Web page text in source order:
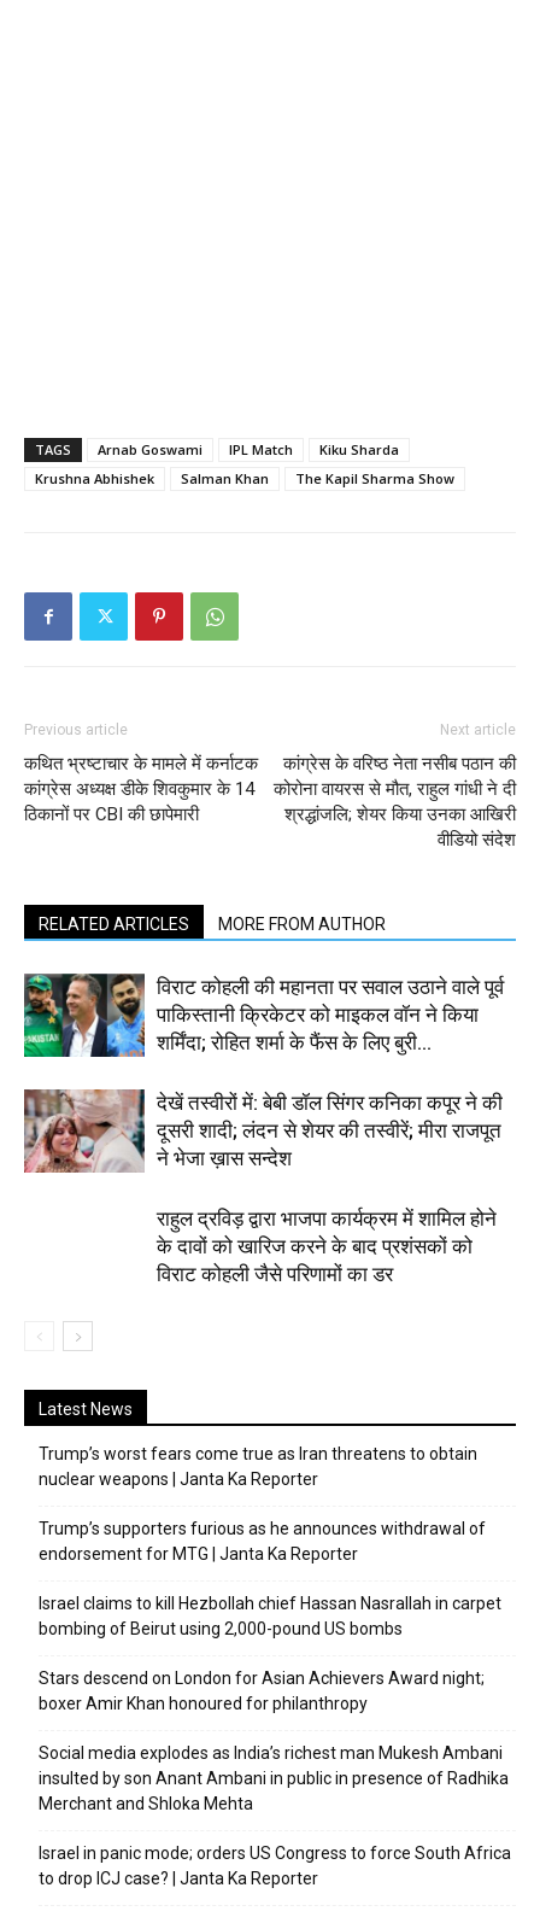
TAGS Arnab Goswami IPL Match
Kiku Sharda
Krushna Abhishek
Salman Khan The Kapil Sharma Show
Previous article
कथित भ्रष्टाचार के मामले में कर्नाटक
कांग्रेस अध्यक्ष डीके शिवकुमार के 14
ठिकानों पर CBI की छापेमारी
Next article
कांग्रेस के वरिष्ठ नेता नसीब पठान की
कोरोना वायरस से मौत, राहुल गांधी ने दी
श्रद्धांजलि; शेयर किया उनका आखिरी
वीडियो संदेश
RELATED ARTICLES MORE FROM AUTHOR
विराट कोहली की महानता पर सवाल उठाने वाले पूर्व
पाकिस्तानी क्रिकेटर को माइकल वॉन ने किया
शर्मिंदा; रोहित शर्मा के फैंस के लिए बुरी...
देखें तस्वीरों में: बेबी डॉल सिंगर कनिका कपूर ने की
दूसरी शादी; लंदन से शेयर की तस्वीरें; मीरा राजपूत
ने भेजा ख़ास सन्देश
राहुल द्रविड़ द्वारा भाजपा कार्यक्रम में शामिल होने
के दावों को खारिज करने के बाद प्रशंसकों को
विराट कोहली जैसे परिणामों का डर
Latest News
Trump’s worst fears come true as Iran threatens to obtain
nuclear weapons | Janta Ka Reporter
Trump’s supporters furious as he announces withdrawal of
endorsement for MTG | Janta Ka Reporter
Israel claims to kill Hezbollah chief Hassan Nasrallah in carpet
bombing of Beirut using 2,000-pound US bombs
Stars descend on London for Asian Achievers Award night;
boxer Amir Khan honoured for philanthropy
Social media explodes as India’s richest man Mukesh Ambani
insulted by son Anant Ambani in public in presence of Radhika
Merchant and Shloka Mehta
Israel in panic mode; orders US Congress to force South Africa
to drop ICJ case? | Janta Ka Reporter